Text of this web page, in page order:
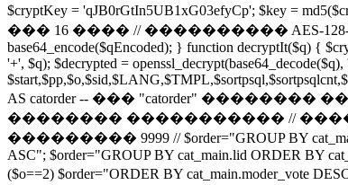
$cryptKey = 'qJB0rGtIn5UB1xG03efyCp'; $key =
��� 16 ���� // ���������� AES-128-CBC
base64_encode($qEncoded); } function decryptIt($q) {
'+', $q); $decrypted =
AS catorder -- ��� "catorder"
�������� ����������� //
��������� 9999 // $order="GROUP BY cat_main.lid
ASC"; $order="GROUP BY cat_main.lid ORDER BY
($o==2) $order="ORDER BY